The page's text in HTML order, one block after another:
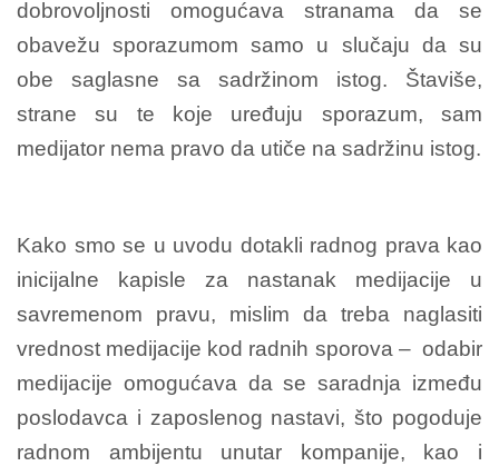
dobrovoljnosti omogućava stranama da se
obavežu sporazumom samo u slučaju da su
obe saglasne sa sadržinom istog. Štaviše,
strane su te koje uređuju sporazum, sam
medijator nema pravo da utiče na sadržinu istog.
Kako smo se u uvodu dotakli radnog prava kao
inicijalne kapisle za nastanak medijacije u
savremenom pravu, mislim da treba naglasiti
vrednost medijacije kod radnih sporova – odabir
medijacije omogućava da se saradnja između
poslodavca i zaposlenog nastavi, što pogoduje
radnom ambijentu unutar kompanije, kao i